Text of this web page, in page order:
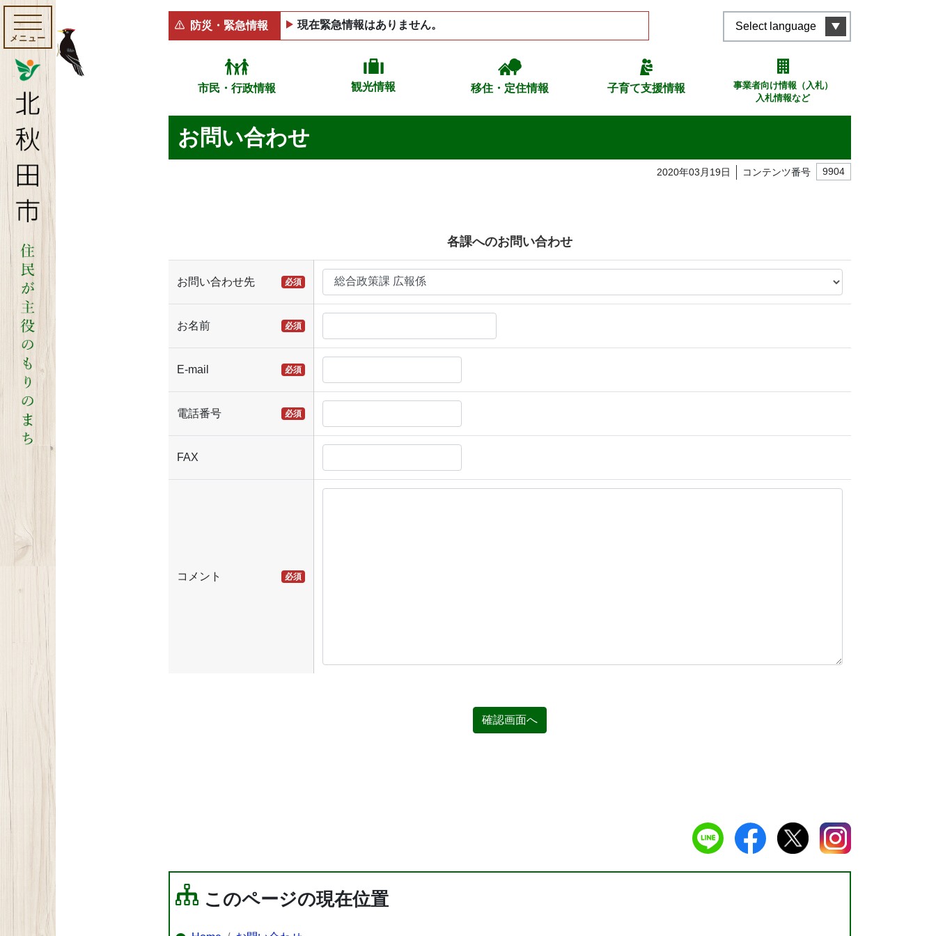
メニュー
防災・緊急情報 現在緊急情報はありません。 Select language
市民・行政情報 観光情報 移住・定住情報 子育て支援情報
事業者向け情報（入札）
入札情報など
お問い合わせ
2020年03月19日 コンテンツ番号 9904
各課へのお問い合わせ
お問い合わせ先 必須
お名前 必須
E-mail 必須
電話番号 必須
FAX
コメント 必須
確認画面へ
このページの現在位置